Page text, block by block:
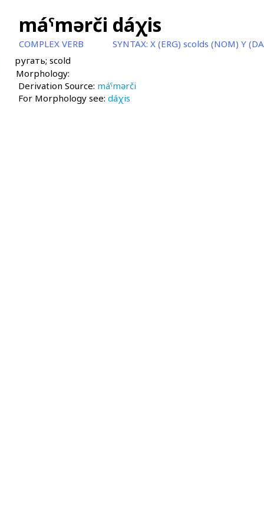
máˤmərči dáχis
COMPLEX VERB SYNTAX: X (ERG) scolds (NOM) Y
ругать; scold
Morphology:
Derivation Source: máˤmərči
For Morphology see: dáχis